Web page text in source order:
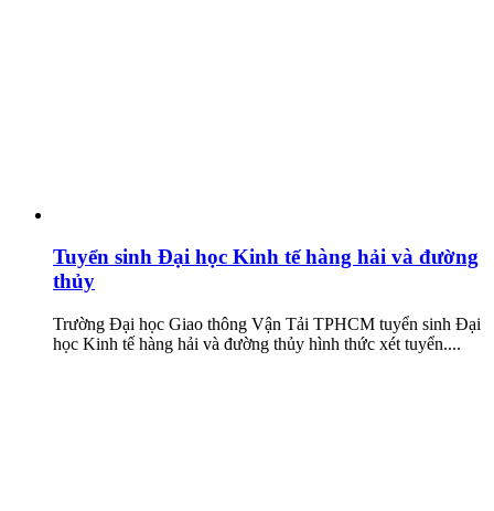
Tuyển sinh Đại học Kinh tế hàng hải và đường
thủy
Trường Đại học Giao thông Vận Tải TPHCM tuyển sinh Đại
học Kinh tế hàng hải và đường thủy hình thức xét tuyển....